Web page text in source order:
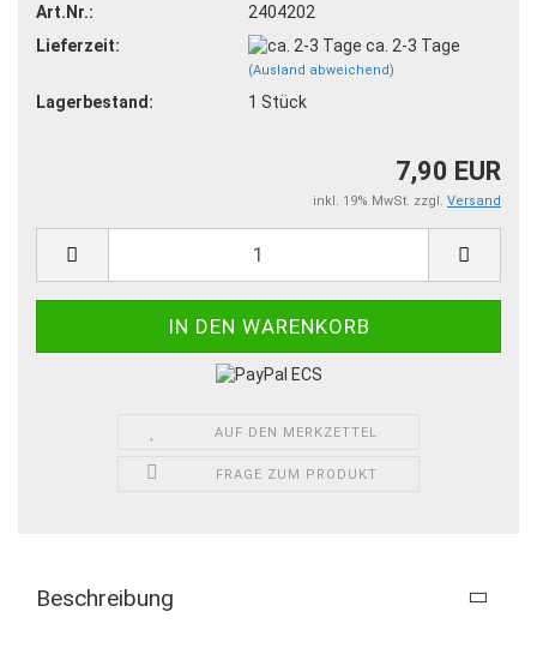
Art.Nr.:
2404202
Lieferzeit:
ca. 2-3 Tage
(Ausland abweichend)
Lagerbestand: 1 Stück
7,90 EUR
inkl. 19% MwSt. zzgl. Versand
AUF DEN MERKZETTEL
FRAGE ZUM PRODUKT
Beschreibung